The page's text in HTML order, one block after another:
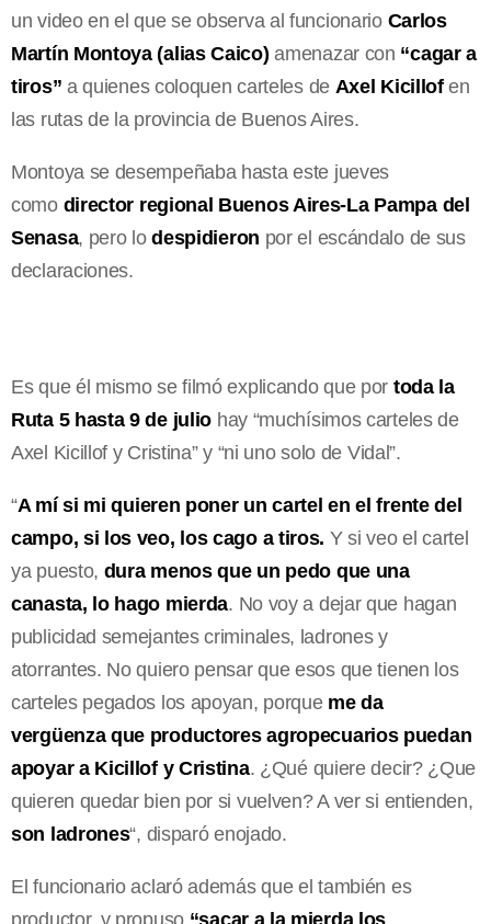
un video en el que se observa al funcionarioCarlos
Martín Montoya (alias Caico) amenazar con “cagar a
tiros” a quienes coloquen carteles de Axel Kicillofen
las rutas de la provincia de Buenos Aires.
Montoya se desempeñaba hasta este jueves
como director regional Buenos Aires-La Pampa del
Senasa, pero lodespidieron por el escándalo de sus
declaraciones.
Es que él mismo se filmó explicando que por toda la
Ruta 5 hasta 9 de julio hay “muchísimos carteles de
Axel Kicillof y Cristina” y “ni uno solo de Vidal”.
“A mí si mi quieren poner un cartel en el frente del
campo, si los veo, los cago a tiros. Y si veo el cartel
ya puesto, dura menos que un pedo que una
canasta, lo hago mierda. No voy a dejar que hagan
publicidad semejantes criminales, ladrones y
atorrantes. No quiero pensar que esos que tienen los
carteles pegados los apoyan, porque me da
vergüenza que productores agropecuarios puedan
apoyar a Kicillof y Cristina. ¿Qué quiere decir? ¿Que
quieren quedar bien por si vuelven? A ver si entienden,
son ladrones“, disparó enojado.
El funcionario aclaró además que el también es
productor, y propuso “sacar a la mierda los